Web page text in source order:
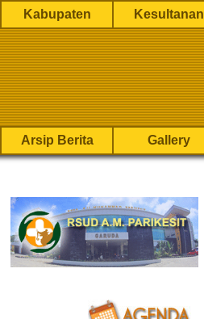
Kabupaten Kesultanan
Arsip Berita Gallery